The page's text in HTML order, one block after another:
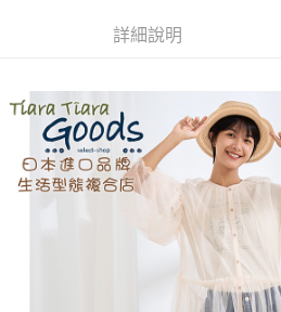
相關說明
【關於「AFTEE先享後付」】
AFTEE先享後付是「在收到商品之後才付款
便利好安心！
１．簡單：不需註冊會員、不需綁卡、不需
２．便利：只要手機號碼，簡訊認證，即可
３．安心：先確認商品／服務後，再付款。
【「AFTEE先享後付」結帳流程】
１．於結帳方式選擇「AFTEE先享後付」後
結帳頁面，進行簡訊認證並確認金額後，即
ATM付款
每筆NT$60，滿NT$1,800(含以上)免運
詳細說明